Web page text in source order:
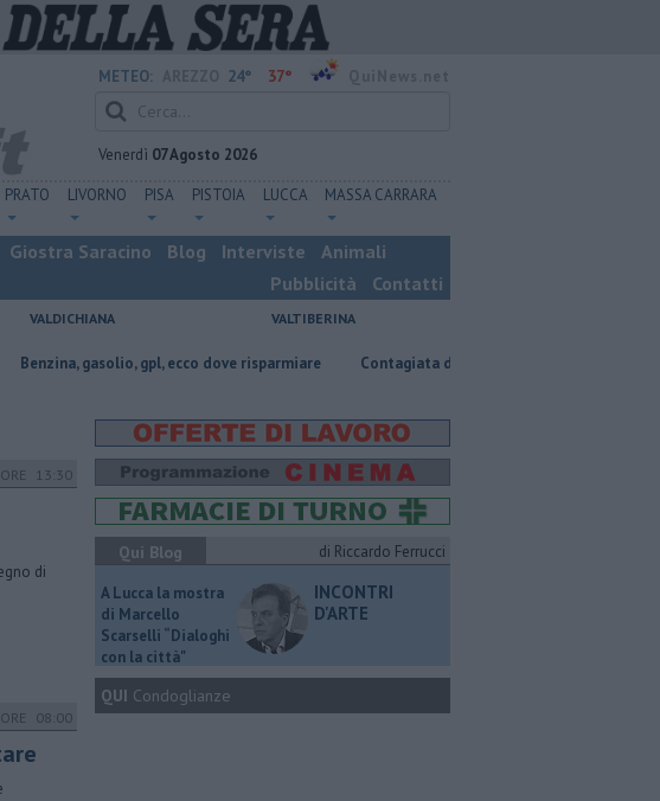
METEO: 24° 37°
Venerdì 07 Agosto 2026
PRATO LIVORNO PISA PISTOIA LUCCA MASSA CARRARA
Giostra Saracino Blog Interviste
Animali
Pubblicità
Contatti
VALDICHIANA VALTIBERINA
gpl, ecco dove risparmiare Contagiata da legionella, non ce l'ha fatta
ORE 13:30
di
ORE 08:00
Qui Blog di Riccardo Ferrucci
A Lucca la mostra
di Marcello
Scarselli “Dialoghi
con la città"
INCONTRI
D'ARTE
QUI Condoglianze